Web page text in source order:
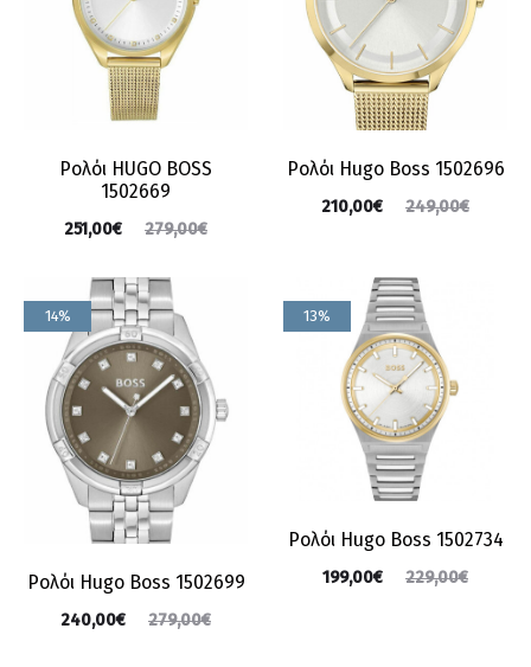
Ρολόι HUGO BOSS
1502669
279,00€
251,00€
Ρολόι Hugo Boss 1502696
249,00€
210,00€
14%
Ρολόι Hugo Boss 1502699
279,00€
240,00€
13%
Ρολόι Hugo Boss 1502734
229,00€
199,00€